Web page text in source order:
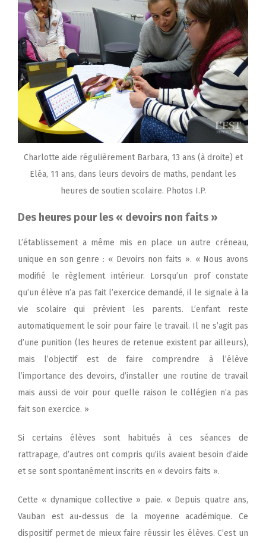
Charlotte aide régulièrement Barbara, 13 ans (à droite) et
Eléa, 11 ans, dans leurs devoirs de maths, pendant les
heures de soutien scolaire. Photos I.P.
Des heures pour les « devoirs non faits »
L’établissement a même mis en place un autre créneau,
unique en son genre : « Devoirs non faits ». « Nous avons
modifié le règlement intérieur. Lorsqu’un prof constate
qu’un élève n’a pas fait l’exercice demandé, il le signale à la
vie scolaire qui prévient les parents. L’enfant reste
automatiquement le soir pour faire le travail. Il ne s’agit pas
d’une punition (les heures de retenue existent par ailleurs),
mais l’objectif est de faire comprendre à l’élève
l’importance des devoirs, d’installer une routine de travail
mais aussi de voir pour quelle raison le collégien n’a pas
fait son exercice. »
Si certains élèves sont habitués à ces séances de
rattrapage, d’autres ont compris qu’ils avaient besoin d’aide
et se sont spontanément inscrits en « devoirs faits ».
Cette « dynamique collective » paie. « Depuis quatre ans,
Vauban est au-dessus de la moyenne académique. Ce
dispositif permet de mieux faire réussir les élèves. C’est un